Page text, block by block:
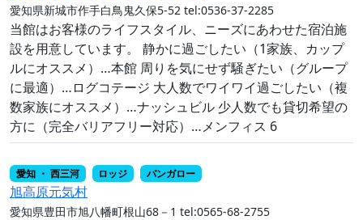
愛知県新城市作手白鳥鬼久保5-52 tel:0536-37-2285
当館はお客様のライフスタイル、ニーズにあわせた宿泊施
設を用意しています。 静かに過ごしたい（1家族、カップ
ルにオススメ）…本館 周りを気にせず騒ぎたい（グループ
に最適）…ログコテージ 大人数でワイワイ過ごしたい（複
数家族にオススメ）…ナッシュビル 少人数でも貸切希望の
方に（完全バリアフリー対応）…メンフィス 6
愛知 ・ 西三河 ロッジ バンガロー
旭高原元気村
愛知県豊田市旭八幡町根山68－1 tel:0565-68-2755